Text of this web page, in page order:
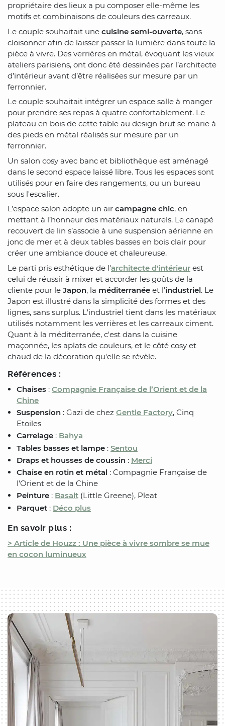
propriétaire des lieux a pu composer elle-même les
motifs et combinaisons de couleurs des carreaux.
Le couple souhaitait une cuisine semi-ouverte, sans
cloisonner afin de laisser passer la lumière dans toute la
pièce à vivre. Des verrières en métal, évoquant les vieux
ateliers parisiens, ont donc été dessinées par l’architecte
d’intérieur avant d’être réalisées sur mesure par un
ferronnier.
Le couple souhaitait intégrer un espace salle à manger
pour prendre ses repas à quatre confortablement. Le
plateau en bois de cette table au design brut se marie à
des pieds en métal réalisés sur mesure par un
ferronnier.
Un salon cosy avec banc et bibliothèque est aménagé
dans le second espace laissé libre. Tous les espaces sont
utilisés pour en faire des rangements, ou un bureau
sous l'escalier.
L’espace salon adopte un air campagne chic, en
mettant à l’honneur des matériaux naturels. Le canapé
recouvert de lin s’associe à une suspension aérienne en
jonc de mer et à deux tables basses en bois clair pour
créer une ambiance douce et chaleureuse.
Le parti pris esthétique de l'architecte d'intérieur est
celui de réussir à mixer et accorder les goûts de la
cliente pour le Japon, la méditerranée et l'industriel. Le
Japon est illustré dans la simplicité des formes et des
lignes, sans surplus. L'industriel tient dans les matériaux
utilisés notamment les verrières et les carreaux ciment.
Quant à la méditerranée, c'est dans la cuisine
maçonnée, les aplats de couleurs, et le côté cosy et
chaud de la décoration qu'elle se révèle.
Références :
Chaises : Compagnie Française de l’Orient et de la
Chine
Suspension : Gazi de chez Gentle Factory, Cinq
Etoiles
Carrelage : Bahya
Tables basses et lampe : Sentou
Draps et housses de coussin : Merci
Chaise en rotin et métal : Compagnie Française de
l’Orient et de la Chine
Peinture : Basalt (Little Greene), Pleat
Parquet : Déco plus
En savoir plus :
> Article de Houzz : Une pièce à vivre sombre se mue
en cocon luminueux